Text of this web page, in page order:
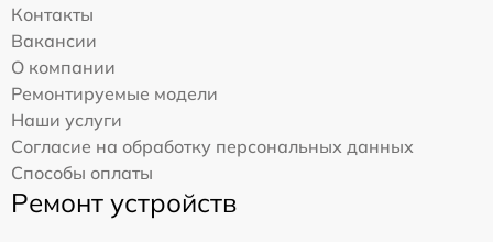
Контакты
Вакансии
О компании
Ремонтируемые модели
Наши услуги
Согласие на обработку персональных данных
Способы оплаты
Ремонт устройств